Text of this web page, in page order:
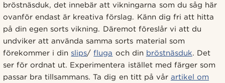
bröstnäsduk, det innebär att vikningarna som du såg här
ovanför endast är kreativa förslag. Känn dig fri att hitta
på din egen sorts vikning. Däremot föreslår vi att du
undviker att använda samma sorts material som
förekommer i din slips/fluga och din bröstnäsduk. Det
ser för ordnat ut. Experimentera istället med färger som
passar bra tillsammans. Ta dig en titt på vår artikel om